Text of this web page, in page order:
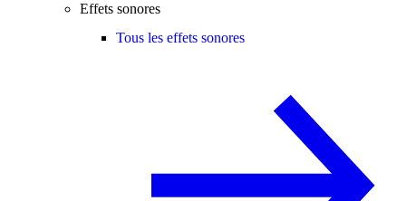
Effets sonores
Tous les effets sonores